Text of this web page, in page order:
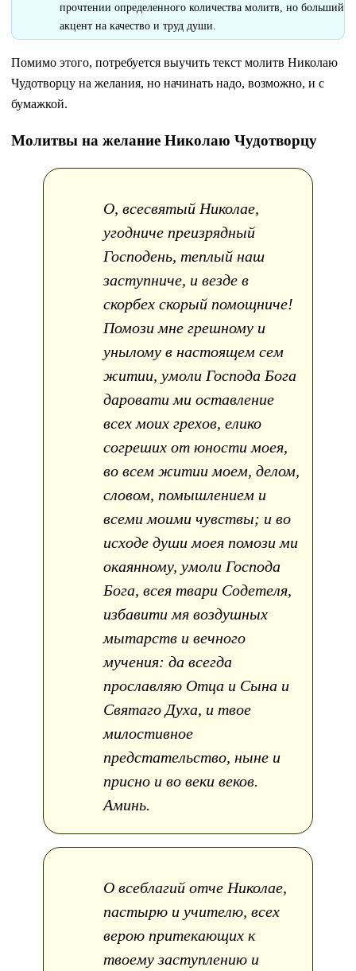
прочтении определенного количества молитв, но больший
акцент на качество и труд души.
Помимо этого, потребуется выучить текст молитв Николаю
Чудотворцу на желания, но начинать надо, возможно, и с
бумажкой.
Молитвы на желание Николаю Чудотворцу
О, всесвятый Николае,
угодниче преизрядный
Господень, теплый наш
заступниче, и везде в
скорбех скорый помощниче!
Помози мне грешному и
унылому в настоящем сем
житии, умоли Господа Бога
даровати ми оставление
всех моих грехов, елико
согреших от юности моея,
во всем житии моем, делом,
словом, помышлением и
всеми моими чувствы; и во
исходе души моея помози ми
окаянному, умоли Господа
Бога, всея твари Содетеля,
избавити мя воздушных
мытарств и вечного
мучения: да всегда
прославляю Отца и Сына и
Святаго Духа, и твое
милостивное
предстательство, ныне и
присно и во веки веков.
Аминь.
О всеблагий отче Николае,
пастырю и учителю, всех
верою притекающих к
твоему заступлению и